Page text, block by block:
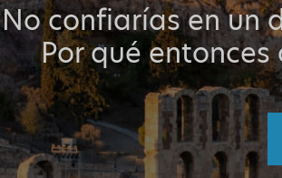
No confiarías en un
Por qué